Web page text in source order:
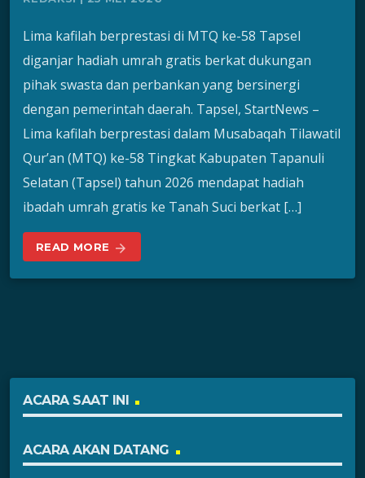
Lima kafilah berprestasi di MTQ ke-58 Tapsel
diganjar hadiah umrah gratis berkat dukungan
pihak swasta dan perbankan yang bersinergi
dengan pemerintah daerah. Tapsel, StartNews –
Lima kafilah berprestasi dalam Musabaqah Tilawatil
Qur’an (MTQ) ke-58 Tingkat Kabupaten Tapanuli
Selatan (Tapsel) tahun 2026 mendapat hadiah
ibadah umrah gratis ke Tanah Suci berkat […]
READ MORE arrow_forward
ACARA SAAT INI
ACARA AKAN DATANG